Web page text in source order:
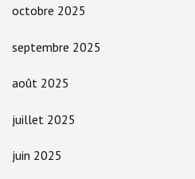
octobre 2025
septembre 2025
août 2025
juillet 2025
juin 2025